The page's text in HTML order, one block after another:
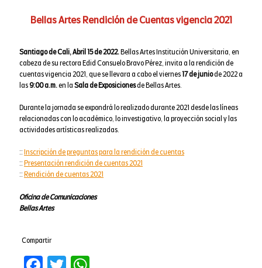
Bellas Artes Rendición de Cuentas vigencia 2021
Santiago de Cali, Abril 15 de 2022.Bellas Artes Institución Universitaria, en
cabeza de su rectora Edid Consuelo Bravo Pérez, invita a la rendición de
cuentas vigencia 2021, que se llevara a cabo el viernes17 de juniode 2022 a
las9:00 a.m.en laSala de Exposicionesde Bellas Artes.
Durante la jornada se expondrá lo realizado durante 2021 desde las líneas
relacionadas con lo académico, lo investigativo, la proyección social y las
actividades artísticas realizadas.
::Inscripción de preguntas para la rendición de cuentas
::Presentación rendición de cuentas 2021
::Rendición de cuentas 2021
Oficina de Comunicaciones
Bellas Artes
Compartir